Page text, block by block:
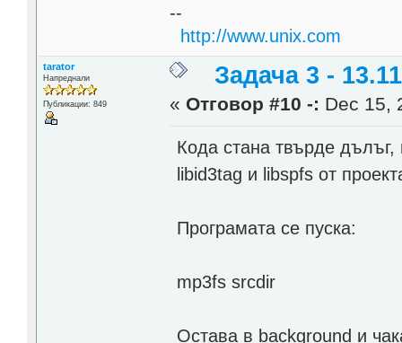
--
http://www.unix.com
tarator
Напреднали
Публикации: 849
Задача 3 -
« Отговор #10 -: Dec 15,
Кода стана твърде
libid3tag и libspfs от
Програмата се пуска:
mp3fs srcdir
Остава в background и